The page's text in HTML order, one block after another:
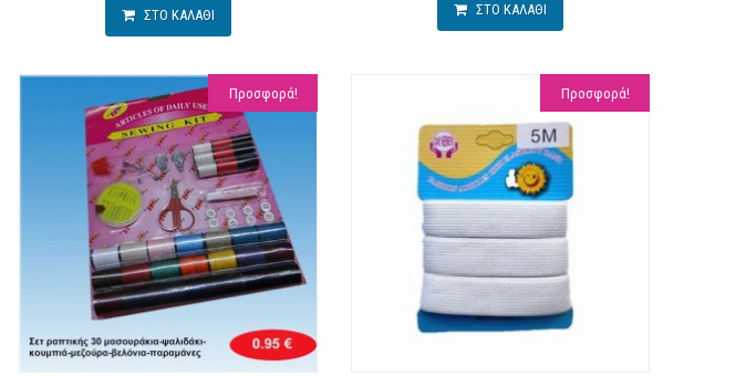
ΣΤΟ ΚΑΛΑΘΙ ΣΤΟ ΚΑΛΑΘΙ
ΣΥΓΚΡΙΣΗ
Προσφορά! Προσφορά!
ΛΊΣΤΑ ΕΠΙΘΥΜΙΏΝ